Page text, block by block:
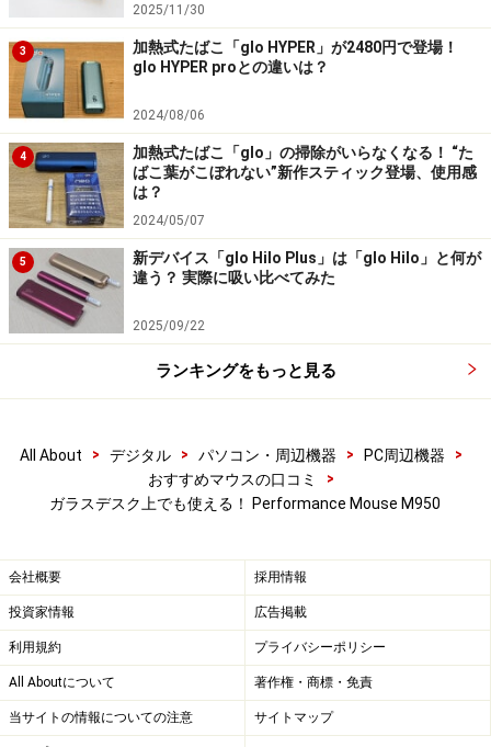
2025/11/30
3
加熱式たばこ「glo HYPER」が2480円で登場！
glo HYPER proとの違いは？
2024/08/06
4
加熱式たばこ「glo」の掃除がいらなくなる！ “た
ばこ葉がこぼれない”新作スティック登場、使用感
は？
2024/05/07
5
新デバイス「glo Hilo Plus」は「glo Hilo」と何が
違う？ 実際に吸い比べてみた
2025/09/22
ランキングをもっと見る
All About > デジタル > パソコン・周辺機器 > PC周辺機器
>
おすすめマウスの口コミ
>
ガラスデスク上でも使える！ Performance Mouse M950
会社概要 採用情報
投資家情報 広告掲載
利用規約 プライバシーポリシー
All Aboutについて 著作権・商標・免責
当サイトの情報についての注意 サイトマップ